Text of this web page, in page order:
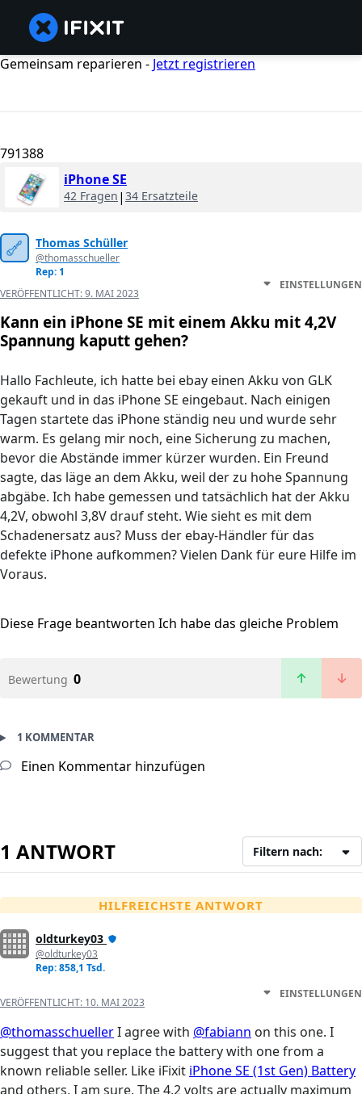
Gemeinsam reparieren - Jetzt registrieren
791388
iPhone SE
42 Fragen | 34 Ersatzteile
Thomas Schüller
@thomasschueller
Rep: 1
VERÖFFENTLICHT:9. MAI 2023
EINSTELLUNGEN
Kann ein iPhone SE mit einem Akku mit 4,2V
Spannung kaputt gehen?
Hallo Fachleute, ich hatte bei ebay einen Akku von GLK
gekauft und in das iPhone SE eingebaut. Nach einigen
Tagen startete das iPhone ständig neu und wurde sehr
warm. Es gelang mir noch, eine Sicherung zu machen,
bevor die Abstände immer kürzer wurden. Ein Freund
sagte, das läge an dem Akku, weil der zu hohe Spannung
abgäbe. Ich habe gemessen und tatsächlich hat der Akku
4,2V, obwohl 3,8V drauf steht. Wie sieht es mit dem
Schadenersatz aus? Muss der ebay-Händler für das
defekte iPhone aufkommen? Vielen Dank für eure Hilfe im
Voraus.
Diese Frage beantworten Ich habe das gleiche Problem
Bewertung 0
1 KOMMENTAR
Einen Kommentar hinzufügen
1 ANTWORT Filtern nach:
HILFREICHSTE ANTWORT
oldturkey03
@oldturkey03
Rep: 858,1 Tsd.
VERÖFFENTLICHT: 10. MAI 2023
EINSTELLUNGEN
@thomasschuellerI agree with @fabiann on this one. I
suggest that you replace the battery with one from a
known reliable seller. Like iFixit iPhone SE (1st Gen) Battery
and others, I am sure. The 4.2 volts are actually maximum